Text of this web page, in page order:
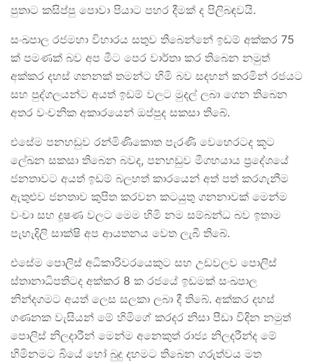
පුතාට කසිප්පු පොවා පියාට පහර දීමක් ද පිලිබඳවයි.
සංඛපාල රජමහා විහාරය සතුව තිබෙන්නේ ඉඩම් අක්කර 75
ක් පමණක් බව අප මීට පෙර වාර්තා කර තිබෙන නමුත්
අක්කර දහස් ගනනක් තමන්ට හිමි බව සදහන් කරමින් රජයට
සහ පුද්ගලයන්ට අයත් ඉඩම් වලට මුදල් ලබා ගෙන තිබෙන
අතර වංචනික අකාරයෙන් ඔප්පුද සකසා තිබේ.
එසේම පනහඩුව රන්මිණිකොත පැරණි වෙහෙරටද කූට
ලේඛන සකසා තිබෙන බවද, පනහඩුව මීගහයාය ප්‍රදේශයේ
ජනතාවට අයත් ඉඩම් බලහත් කාරයෙන් අත් පත් කරගැනීම
ඇතුළුව ජනතාව කුපිත කරවන කටයුතු ගනනාවක් මෙන්ම
වංචා සහ දූෂණ වලට මෙම හිමි නම සම්බන්ධ බව ඉතාම
පැහැදිලි සාක්ෂි අප ආයතනය වෙත ලැබී තිබේ.
එසේම පොලිස් අධිකාරිවරයෙකුට සහ උඩවලව පොලිස්
ස්තානාධිපතිටද අක්කර 8 ක රජයේ ඉඩමක් සංඛපාල
නින්දගමට අයත් ලෙස සලකා ලබා දී තිබේ. අක්කර දහස්
ගණනක වැසියන් මේ හිමිගේ කරදර නිසා පීඩා විදින නමුත්
පොලිස් නිලදාරීන් මෙන්ම අනෙකුත් රාජ්‍ය නිලදරීන්ද මේ
හිමිනමට බියේ හෝ බුදු දහමට තිබෙන ගරුත්වය මත